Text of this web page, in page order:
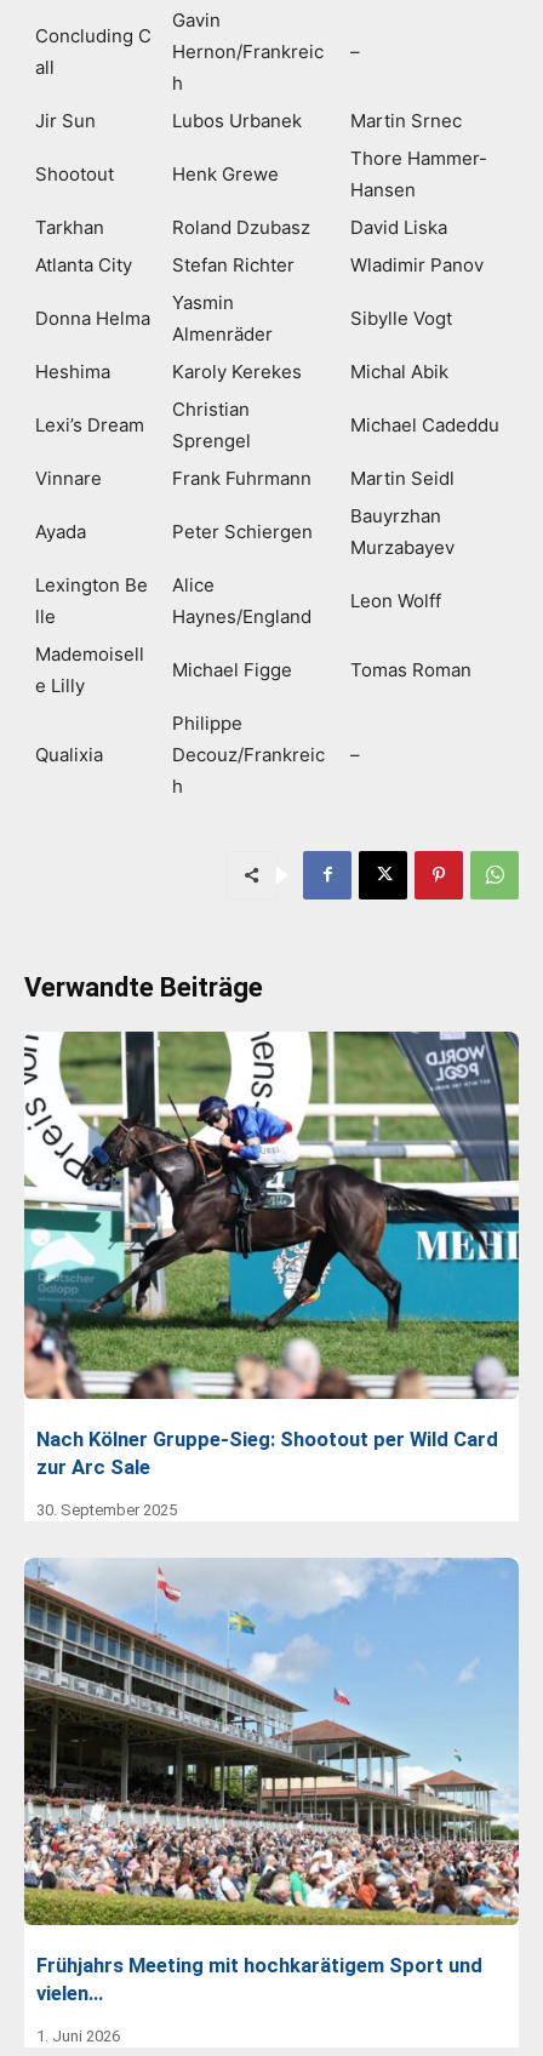
Concluding C
all
Gavin
Hernon/Frankreic
h
–
Jir Sun Lubos Urbanek Martin Srnec
Shootout Henk Grewe
Thore Hammer-
Hansen
Tarkhan
Roland Dzubasz
David Liska
Atlanta City
Stefan Richter Wladimir Panov
Donna Helma
Yasmin
Almenräder
Sibylle Vogt
Heshima Karoly Kerekes Michal Abik
Lexi’s Dream
Christian
Sprengel
Michael Cadeddu
Vinnare Frank Fuhrmann Martin Seidl
Ayada Peter Schiergen
Bauyrzhan
Murzabayev
Lexington Be
lle
Alice
Haynes/England
Leon Wolff
Mademoisell
e Lilly
Michael Figge Tomas Roman
Qualixia
Philippe
Decouz/Frankreic
h
–
Verwandte Beiträge
Nach Kölner Gruppe-Sieg: Shootout per Wild Card
zur Arc Sale
30. September 2025
Frühjahrs Meeting mit hochkarätigem Sport und
vielen…
1. Juni 2026